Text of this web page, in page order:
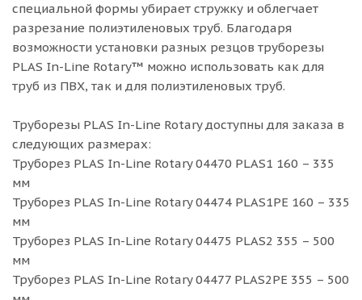
специальной формы убирает стружку и облегчает
разрезание полиэтиленовых труб. Благодаря
возможности установки разных резцов труборезы
РLAS In-Line Rotary™ можно использовать как для
труб из ПВХ, так и для полиэтиленовых труб.
Труборезы PLAS In-Line Rotary доступны для заказа в
следующих размерах:
Труборез PLAS In-Line Rotary 04470 PLAS1 160 – 335
мм
Труборез PLAS In-Line Rotary 04474 PLAS1PE 160 – 335
мм
Труборез PLAS In-Line Rotary 04475 PLAS2 355 – 500
мм
Труборез PLAS In-Line Rotary 04477 PLAS2PE 355 – 500